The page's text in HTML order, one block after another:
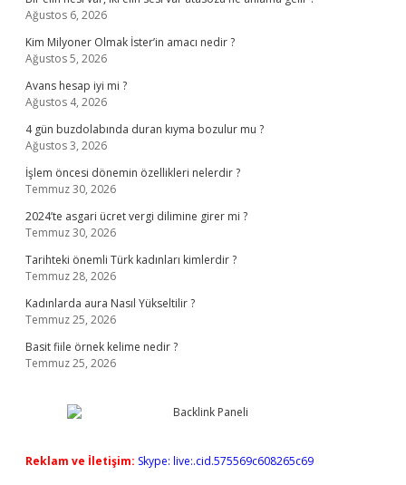
Ağustos 6, 2026
Kim Milyoner Olmak İster’in amacı nedir ?
Ağustos 5, 2026
Avans hesap iyi mi ?
Ağustos 4, 2026
4 gün buzdolabında duran kıyma bozulur mu ?
Ağustos 3, 2026
İşlem öncesi dönemin özellikleri nelerdir ?
Temmuz 30, 2026
2024’te asgari ücret vergi dilimine girer mi ?
Temmuz 30, 2026
Tarihteki önemli Türk kadınları kimlerdir ?
Temmuz 28, 2026
Kadınlarda aura Nasıl Yükseltilir ?
Temmuz 25, 2026
Basit fiile örnek kelime nedir ?
Temmuz 25, 2026
Reklam ve İletişim: Skype: live:.cid.575569c608265c69